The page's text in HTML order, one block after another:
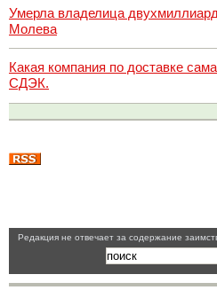
Умерла владелица
Молева
Какая компания по доставке
СДЭК.
Pедакция не отвечает за содержание